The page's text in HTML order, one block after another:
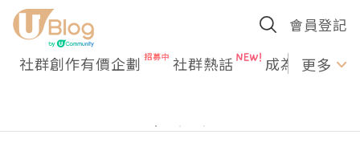
會員登記
社群創作有價企劃 社群熱話 成為U更多